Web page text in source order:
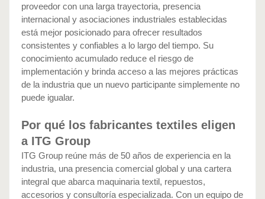
proveedor con una larga trayectoria, presencia
internacional y asociaciones industriales establecidas
está mejor posicionado para ofrecer resultados
consistentes y confiables a lo largo del tiempo. Su
conocimiento acumulado reduce el riesgo de
implementación y brinda acceso a las mejores prácticas
de la industria que un nuevo participante simplemente no
puede igualar.
Por qué los fabricantes textiles eligen
a ITG Group
ITG Group reúne más de 50 años de experiencia en la
industria, una presencia comercial global y una cartera
integral que abarca maquinaria textil, repuestos,
accesorios y consultoría especializada. Con un equipo de